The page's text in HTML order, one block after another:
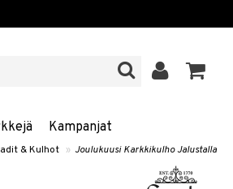
Kampanjat
& Kulhot » Joulukuusi Karkkikulho Jalustalla